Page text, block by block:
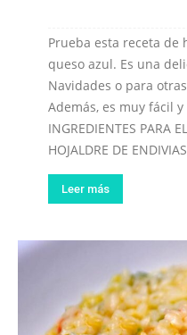
Prueba esta receta de
queso azul. Es una
Navidades o para
Además, es muy fácil
INGREDIENTES PARA
HOJALDRE DE
Leer más